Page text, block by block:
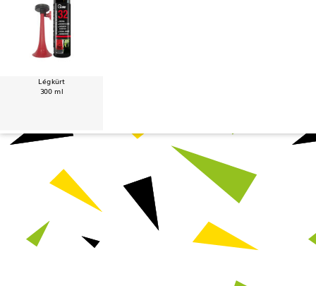
Légkürt
300 ml